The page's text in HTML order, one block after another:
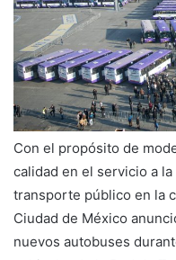
Con el propósito de
calidad en el servicio a
transporte público en la
Ciudad de México
nuevos autobuses